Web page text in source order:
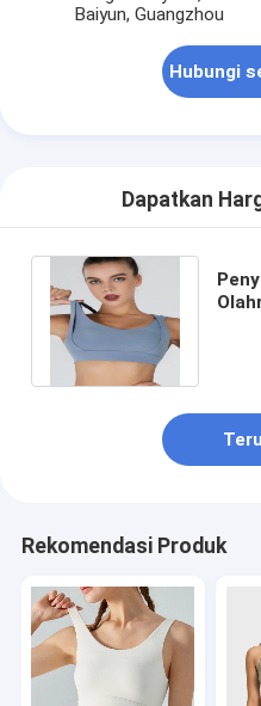
Baiyun, Guangzhou
Hubungi
Dapatkan
Rekomendasi Produk